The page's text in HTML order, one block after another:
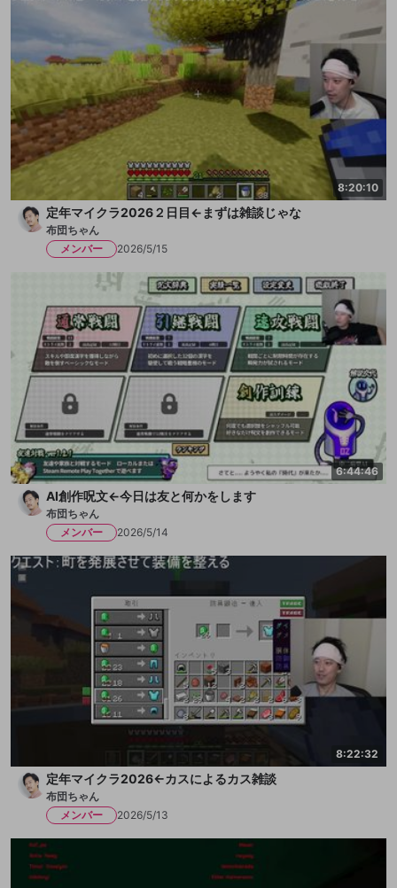
8:20:10
定年マイクラ2026２日目←まずは雑談じゃな
布団ちゃん
メンバー
2026/5/15
6:44:46
AI創作呪文←今日は友と何かをします
布団ちゃん
メンバー
2026/5/14
8:22:32
定年マイクラ2026←カスによるカス雑談
布団ちゃん
メンバー
2026/5/13